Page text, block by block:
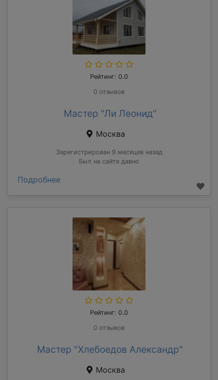
Рейтинг: 0.0
0 отзывов
Мастер "Ли Леонид"
Москва
Зарегистрирован 9 месяцев назад
Был на сайте давно
Подробнее
Рейтинг: 0.0
0 отзывов
Мастер "Хлебоедов Александр"
Москва